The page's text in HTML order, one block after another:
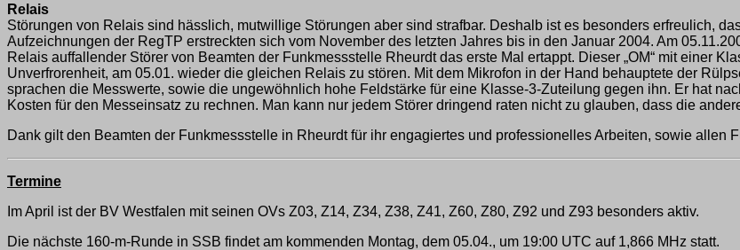
Relais
Störungen von Relais sind hässlich, mutwillige Störungen aber sind strafbar. Deshalb ist es besonders erfreulich,
Aufzeichnungen der RegTP erstreckten sich vom November des letzten Jahres bis in den Januar 2004. Am
Relais auffallender Störer von Beamten der Funkmessstelle Rheurdt das erste Mal ertappt. Dieser „OM“ mit einer
Unverfrorenheit, am 05.01. wieder die gleichen Relais zu stören. Mit dem Mikrofon in der Hand behauptete der
sprachen die Messwerte, sowie die ungewöhnlich hohe Feldstärke für eine Klasse-3-Zuteilung gegen ihn. Er hat
Kosten für den Messeinsatz zu rechnen. Man kann nur jedem Störer dringend raten nicht zu glauben, dass die
Dank gilt den Beamten der Funkmessstelle in Rheurdt für ihr engagiertes und professionelles Arbeiten, sowie allen
Termine
Im April ist der BV Westfalen mit seinen OVs Z03, Z14, Z34, Z38, Z41, Z60, Z80, Z92 und Z93 besonders aktiv.
Die nächste 160-m-Runde in SSB findet am kommenden Montag, dem 05.04., um 19:00 UTC auf 1,866 MHz statt.